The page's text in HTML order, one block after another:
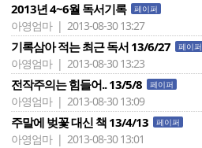
2013년 4~6월 독서기록 페이퍼
아영엄마 | 2013-08-30 13:27
기록삼아 적는 최근 독서 13/6/27 페이퍼
아영엄마 | 2013-08-30 13:23
전작주의는 힘들어.. 13/5/8 페이퍼
아영엄마 | 2013-08-30 13:09
주말에 벚꽃 대신 책 13/4/13 페이퍼
아영엄마 | 2013-08-30 13:01